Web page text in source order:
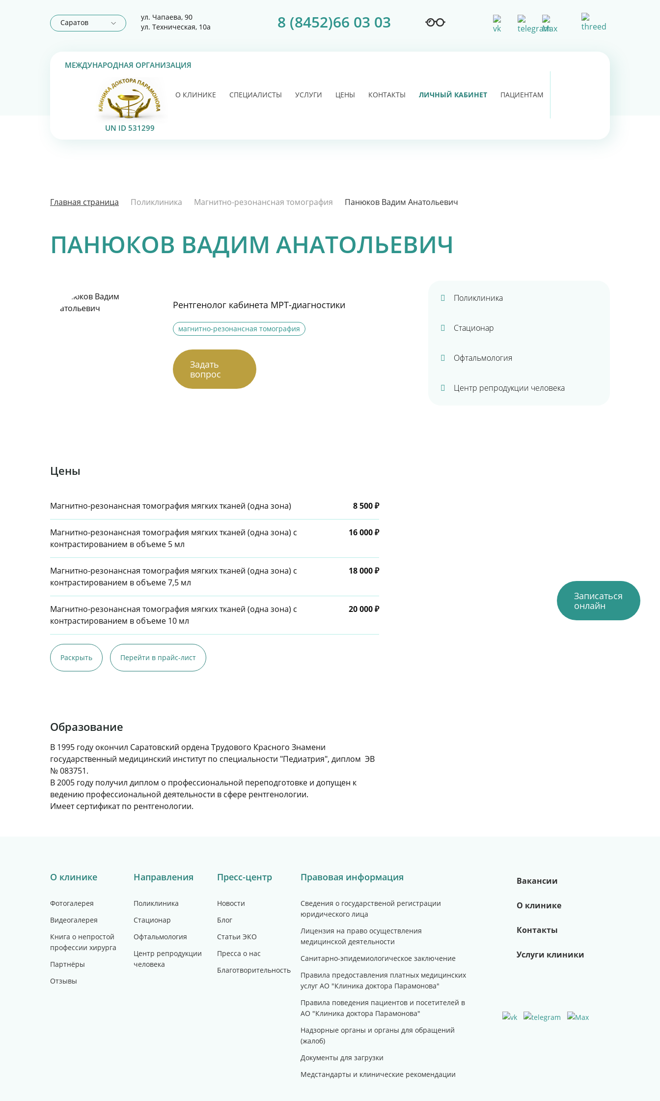
Саратов
ул. Чапаева, 90
ул. Техническая, 10а
8 (8452)66 03 03
МЕЖДУНАРОДНАЯ ОРГАНИЗАЦИЯ
UN ID 531299
О КЛИНИКЕ СПЕЦИАЛИСТЫ УСЛУГИ ЦЕНЫ КОНТАКТЫ ЛИЧНЫЙ КАБИНЕТ ПАЦИЕНТАМ
Главная страница Поликлиника Магнитно-резонансная томография Панюков Вадим Анатольевич
ПАНЮКОВ ВАДИМ АНАТОЛЬЕВИЧ
Рентгенолог кабинета МРТ-диагностики
магнитно-резонансная томография
Задать
вопрос
Цены
Магнитно-резонансная томография мягких тканей (одна зона) 8 500 ₽
Магнитно-резонансная томография мягких тканей (одна зона) с
контрастированием в объеме 5 мл
16 000 ₽
Магнитно-резонансная томография мягких тканей (одна зона) с
контрастированием в объеме 7,5 мл
18 000 ₽
Магнитно-резонансная томография мягких тканей (одна зона) с
контрастированием в объеме 10 мл
20 000 ₽
Раскрыть Перейти в прайс-лист
Образование
В 1995 году окончил Саратовский ордена Трудового Красного Знамени
государственный медицинский институт по специальности "Педиатрия", диплом ЭВ
№ 083751.
В 2005 году получил диплом о профессиональной переподготовке и допущен к
ведению профессиональной деятельности в сфере рентгенологии.
Имеет сертификат по рентгенологии.
Поликлиника
Стационар
Офтальмология
Центр репродукции человека
О клинике
Фотогалерея
Видеогалерея
Книга о непростой
профессии хирурга
Партнёры
Отзывы
Направления
Поликлиника
Стационар
Офтальмология
Центр репродукции
человека
Пресс-центр
Новости
Блог
Статьи ЭКО
Пресса о нас
Благотворительность
Правовая информация
Сведения о государственой регистрации
юридического лица
Лицензия на право осуществления
медицинской деятельности
Санитарно-эпидемиологическое заключение
Правила предоставления платных медицинских
услуг АО "Клиника доктора Парамонова"
Правила поведения пациентов и посетителей в
АО "Клиника доктора Парамонова"
Надзорные органы и органы для обращений
(жалоб)
Документы для загрузки
Медстандарты и клинические рекомендации
Вакансии
О клинике
Контакты
Услуги клиники
Записаться
онлайн